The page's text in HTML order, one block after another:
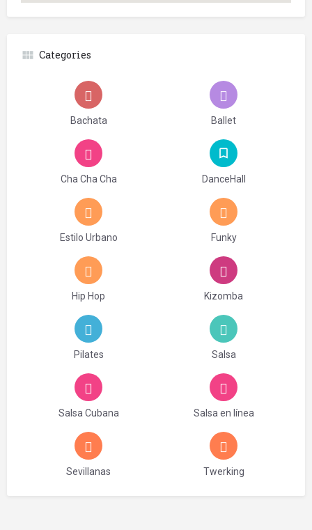
Categories
Bachata Ballet
Cha Cha Cha DanceHall
Estilo Urbano Funky
Hip Hop Kizomba
Pilates Salsa
Salsa Cubana Salsa en línea
Sevillanas Twerking